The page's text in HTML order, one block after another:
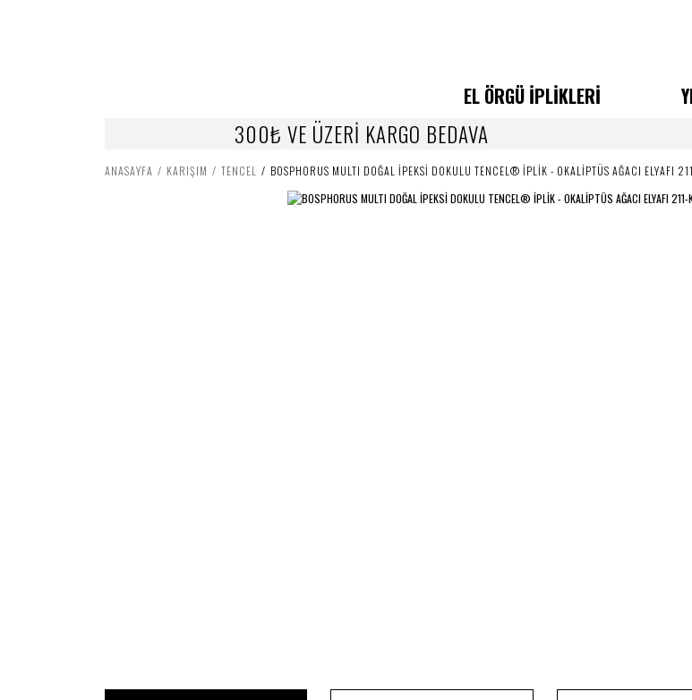
EL ÖRGÜ İPLİKLERİ
300₺ VE ÜZERİ KARGO BEDAVA
ANASAYFA KARIŞIM TENCEL BOSPHORUS MULTI DOĞAL İPEKSİ DOKULU TENCEL® İPLİK - OKALİPTÜS AĞACI ELYAFI